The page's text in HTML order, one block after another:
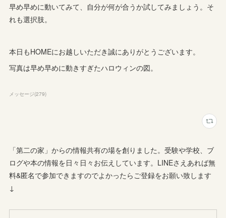
早め早めに動いてみて、自分が何が合うか試してみましょう。そ
れも選択肢。
本日もHOMEにお越しいただき誠にありがとうございます。
写真は早め早めに動きすぎたハロウィンの図。
メッセージ(279)
「第二の家」からの情報共有の場を創りました。受験や学校、ブ
ログや本の情報を日々日々お伝えしています。LINEさえあれば無
料&匿名で参加できますのでよかったらご登録をお願い致します
↓